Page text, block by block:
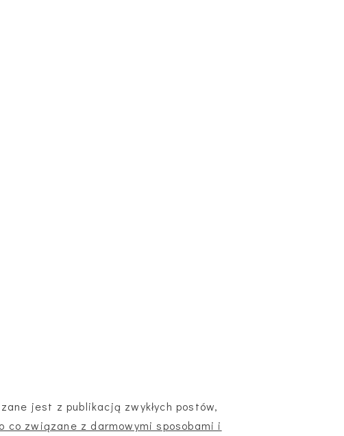
jest z publikacją zwykłych postów,
co związane z darmowymi sposobami i